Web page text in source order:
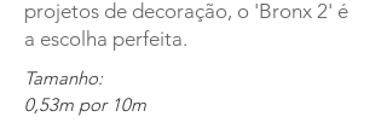
projetos de decoração, o 'Bronx 2' é
a escolha perfeita.
Tamanho:
0,53m por 10m